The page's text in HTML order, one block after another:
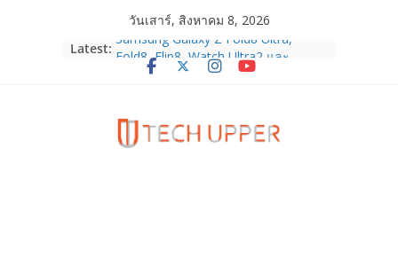
วันเสาร์, สิงหาคม 8, 2026
Latest: Samsung Galaxy Z Fold8 Ultra,
Fold8, Flip8, Watch Ultra2 และ
HUAWEI Pura 90s Series 5G+ ซื้อกับ
True 5G ลดสูงสุด 19,400 บาท พร้อม
สิทธิพิเศษครบครันทั้งความบันเทิง และ